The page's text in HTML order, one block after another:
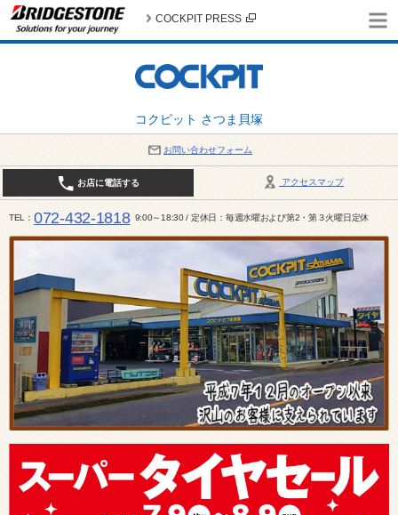
コクピット さつま貝塚
COCKPIT PRESS
お問い合わせフォーム
アクセスマップ
お店に電話する
TEL 072-432-1818 9:00～18:30 / 定休日：毎週水曜および第2・第３火曜日定休